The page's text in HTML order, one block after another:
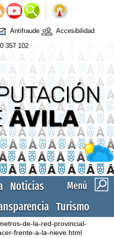
Antifraude
Accesibilidad
357 102
Menú
Noticias
Turismo
de-la-red-provincial-
frente-a-la-nieve.html